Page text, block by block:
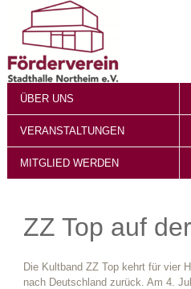
ÜBER UNS
VERANSTALTUNGEN
MITGLIED WERDEN
ZZ Top auf
Die Kultband ZZ Top kehrt für vier
nach Deutschland zurück. Am 4.